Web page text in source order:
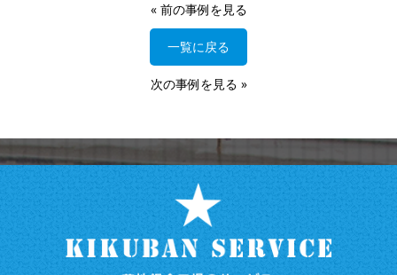
« 前の事例を見る
一覧に戻る
次の事例を見る »